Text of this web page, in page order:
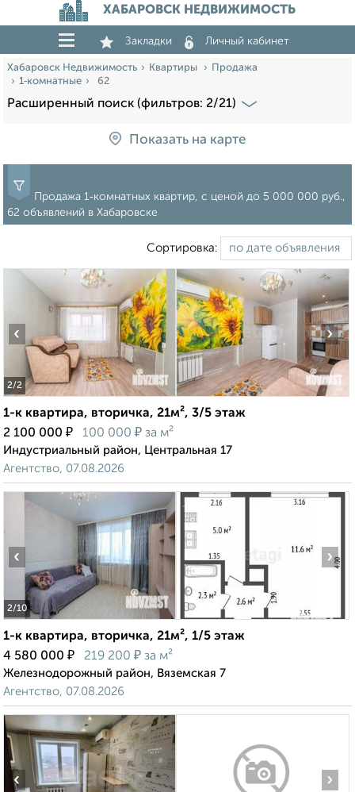
ХАБАРОВСК НЕДВИЖИМОСТЬ
Закладки Личный кабинет
Хабаровск Недвижимость Квартиры
Продажа
1‑комнатные
62
Расширенный поиск (фильтров: 2/21)
Показать на карте
Продажа 1‑комнатных квартир, c ценой до 5 000 000 руб.,
62 объявлений в Хабаровске
Сортировка:
2/2
‹ ›
1-к квартира, вторичка, 21м², 3/5 этаж
2 100 000 ₽ 100 000 ₽ за м²
Индустриальный район, Центральная 17
Агентство, 07.08.2026
2/10
‹ ›
1-к квартира, вторичка, 21м², 1/5 этаж
4 580 000 ₽ 219 200 ₽ за м²
Железнодорожный район, Вяземская 7
Агентство, 07.08.2026
‹ ›